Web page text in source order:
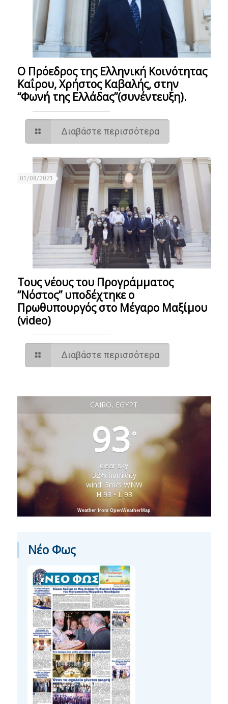
Ο Πρόεδρος της Ελληνική Κοινότητας
Καΐρου, Χρήστος Καβαλής, στην
“Φωνή της Ελλάδας”(συνέντευξη).
Διαβάστε περισσότερα
01/08/2021
Τους νέους του Προγράμματος
”Νόστος” υποδέχτηκε ο
Πρωθυπουργός στο Μέγαρο Μαξίμου
(video)
Διαβάστε περισσότερα
CAIRO, EGYPT
93°
clear sky
32% humidity
wind: 3m/s WNW
H 93 • L 93
Weather from OpenWeatherMap
Νέο Φως